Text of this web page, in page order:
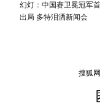
幻灯：中国赛卫冕冠军
出局 多特泪洒新闻会